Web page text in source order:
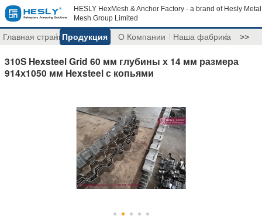
HESLY HexMesh & Anchor Factory - a brand of Hesly Metal
Mesh Group Limited
Главная страницаПродукция О Компании Наша фабрика >>
310S Hexsteel Grid 60 мм глубины х 14 мм размера
914х1050 мм Hexsteel с копьями